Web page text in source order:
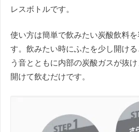
レスボトルです。
使い方は簡単で飲みたい炭酸飲料
す。飲みたい時にふたを少し開け
う音とともに内部の炭酸ガスが抜
開けて飲むだけです。